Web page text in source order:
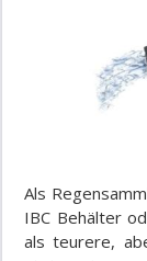
Als
IBC Behälter
als teurere,